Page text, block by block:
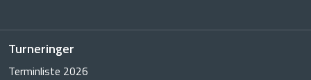
Turneringer
Terminliste 2026